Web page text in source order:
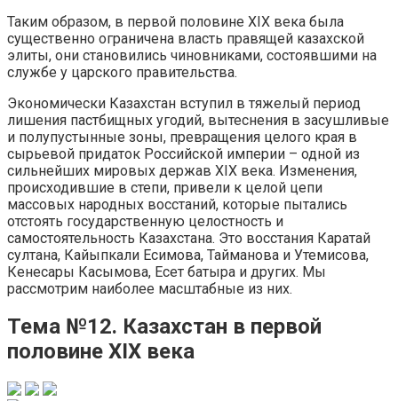
Таким образом, в первой половине XIX века была
существенно ограничена власть правящей казахской
элиты, они становились чиновниками, состоявшими на
службе у царского правительства.
Экономически Казахстан вступил в тяжелый период
лишения пастбищных угодий, вытеснения в засушливые
и полупустынные зоны, превращения целого края в
сырьевой придаток Российской империи – одной из
сильнейших мировых держав XIX века. Изменения,
происходившие в степи, привели к целой цепи
массовых народных восстаний, которые пытались
отстоять государственную целостность и
самостоятельность Казахстана. Это восстания Каратай
султана, Кайыпкали Есимова, Тайманова и Утемисова,
Кенесары Касымова, Есет батыра и других. Мы
рассмотрим наиболее масштабные из них.
Тема №12. Казахстан в первой
половине XIX века